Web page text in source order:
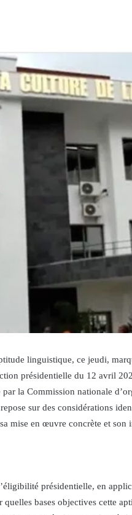
linguistique, ce jeudi,
présidentielle du 12 avril
la Commission nationale
sur des considérations
mise en œuvre concrète et son
présidentielle, en
quelles bases objectives cette